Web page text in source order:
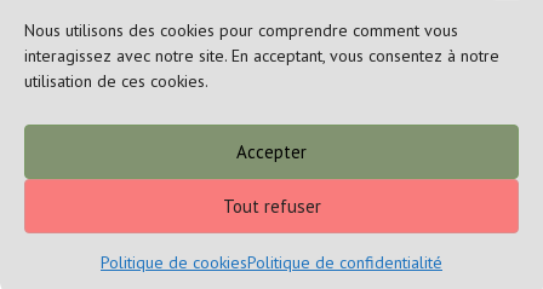
Nous utilisons des cookies pour comprendre comment vous
interagissez avec notre site. En acceptant, vous consentez à notre
utilisation de ces cookies.
Accepter
Tout refuser
Politique de cookiesPolitique de confidentialité
SHIATSU EQUIN, HUMAIN ET REIKI
rayon de 50 km autour de Wavre -
déplacement élargi sous condition